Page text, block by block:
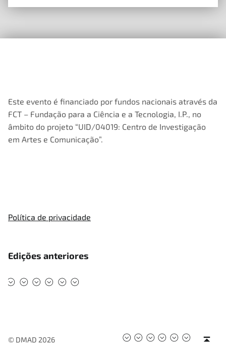
Este evento é financiado por fundos nacionais através da
FCT – Fundação para a Ciência e a Tecnologia, I.P., no
âmbito do projeto “UID/04019: Centro de Investigação
em Artes e Comunicação”.
Política de privacidade
Edições anteriores
#DMAD2025
#DMAD2024
#DMAD2023
#DMAD2022
#DMAD2020
#DMAD2019
© DMAD 2026
#DMAD2025
#DMAD2024
#DMAD2023
#DMAD2022